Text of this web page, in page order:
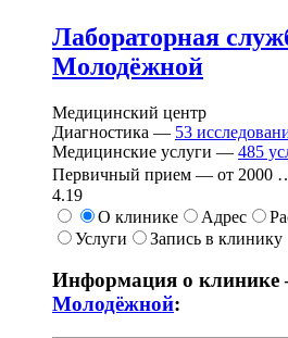
Лабораторная
Молодёжной
Медицинский центр
Диагностика — 53
Медицинские услуги — 485
Первичный прием — от 2000
4.19
О клинике
Адрес
Услуги
Запись в клинику
Информация о
Молодёжной: